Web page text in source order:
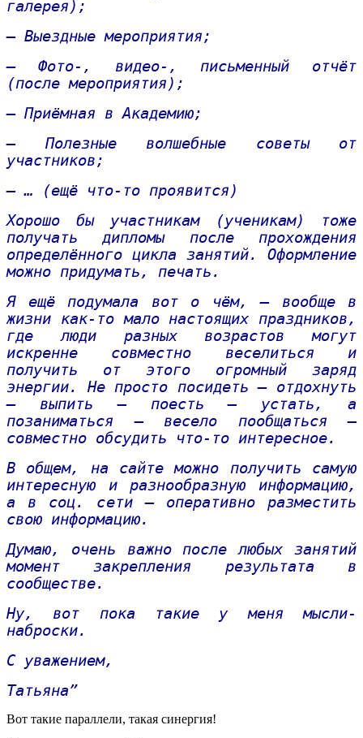
галерея);
– Выездные мероприятия;
– Фото-, видео-, письменный отчёт
(после мероприятия);
– Приёмная в Академию;
– Полезные волшебные советы от
участников;
– … (ещё что-то проявится)
Хорошо бы участникам (ученикам) тоже
получать дипломы после прохождения
определённого цикла занятий. Оформление
можно придумать, печать.
Я ещё подумала вот о чём, – вообще в
жизни как-то мало настоящих праздников,
где люди разных возрастов могут
искренне совместно веселиться и
получить от этого огромный заряд
энергии. Не просто посидеть – отдохнуть
– выпить – поесть – устать, а
позаниматься – весело пообщаться –
совместно обсудить что-то интересное.
В общем, на сайте можно получить самую
интересную и разнообразную информацию,
а в соц. сети – оперативно разместить
свою информацию.
Думаю, очень важно после любых занятий
момент закрепления результата в
сообществе.
Ну, вот пока такие у меня мысли-
наброски.
С уважением,
Татьяна”
Вот такие параллели, такая синергия!